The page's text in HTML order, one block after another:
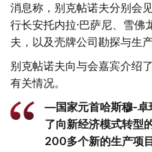
消息称，别克帖诺夫分别会
行长安托内拉·巴萨尼、雪佛
夫，以及壳牌公司勘探与生
别克帖诺夫向与会嘉宾介绍
有关情况。
—国家元首哈斯穆-卓
了向新经济模式转型
200多个新的生产项